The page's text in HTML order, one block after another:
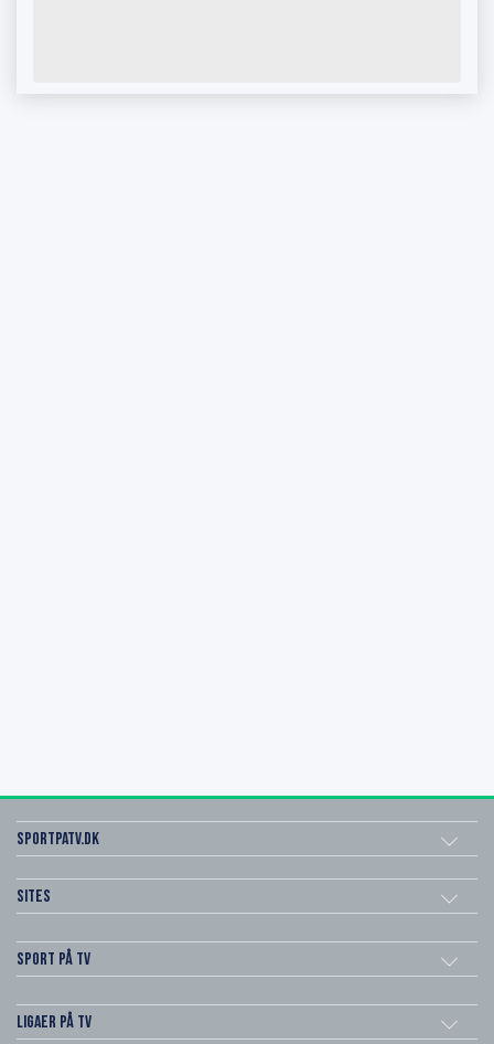
SportPaTV.dk
Sites
Sport på TV
Ligaer på TV